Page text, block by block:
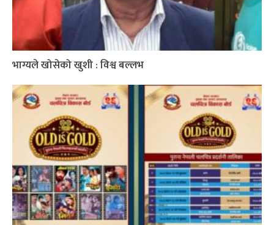
भाग्यले खोसेको खुशी : विश्व बल्लभ